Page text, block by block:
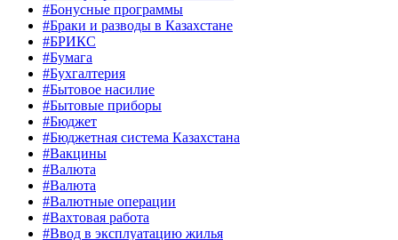
#Бонусные программы
#Браки и разводы в Казахстане
#БРИКС
#Бумага
#Бухгалтерия
#Бытовое насилие
#Бытовые приборы
#Бюджет
#Бюджетная система Казахстана
#Вакцины
#Валюта
#Валюта
#Валютные операции
#Вахтовая работа
#Ввод в эксплуатацию жилья